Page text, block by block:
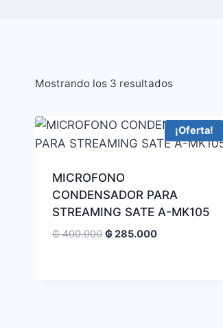
Mostrando los 3 resultados
¡Oferta!
MICROFONO
CONDENSADOR PARA
STREAMING SATE A-MK105
₲400.000 ₲285.000